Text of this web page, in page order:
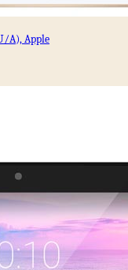
A), Apple